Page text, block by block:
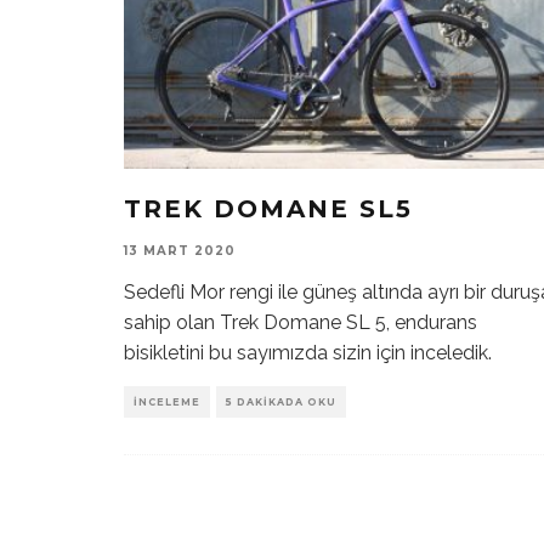
TREK DOMANE SL5
13 MART 2020
Sedefli Mor rengi ile güneş altında ayrı bir
sahip olan Trek Domane SL 5, endurans
bisikletini bu sayımızda sizin için inceledik.
İNCELEME 5 DAKIKADA OKU